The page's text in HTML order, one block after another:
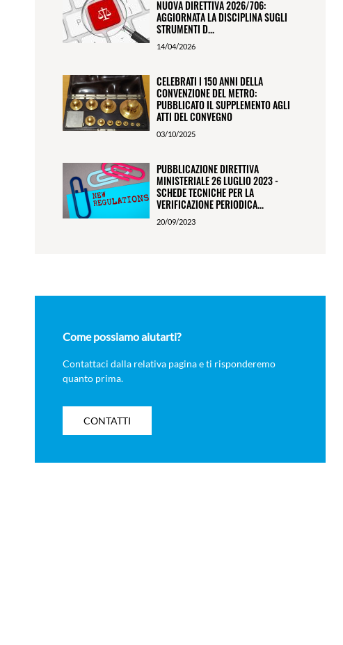
NUOVA DIRETTIVA 2026/706:
AGGIORNATA LA DISCIPLINA SUGLI
STRUMENTI D...
14/04/2026
CELEBRATI I 150 ANNI DELLA
CONVENZIONE DEL METRO:
PUBBLICATO IL SUPPLEMENTO AGLI
ATTI DEL CONVEGNO
03/10/2025
PUBBLICAZIONE DIRETTIVA
MINISTERIALE 26 LUGLIO 2023 -
SCHEDE TECNICHE PER LA
VERIFICAZIONE PERIODICA...
20/09/2023
Come possiamo aiutarti?
Contattaci dalla relativa pagina e ti risponderemo
quanto prima.
CONTATTI